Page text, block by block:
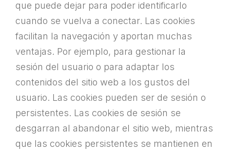
que puede dejar para poder identificarlo
cuando se vuelva a conectar. Las cookies
facilitan la navegación y aportan muchas
ventajas. Por ejemplo, para gestionar la
sesión del usuario o para adaptar los
contenidos del sitio web a los gustos del
usuario. Las cookies pueden ser de sesión o
persistentes. Las cookies de sesión se
desgarran al abandonar el sitio web, mientras
que las cookies persistentes se mantienen en